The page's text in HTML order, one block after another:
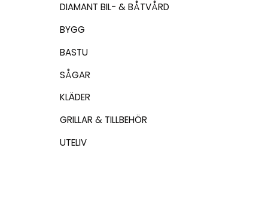
DIAMANT BIL- & BÅTVÅRD
BYGG
BASTU
SÅGAR
KLÄDER
GRILLAR & TILLBEHÖR
UTELIV